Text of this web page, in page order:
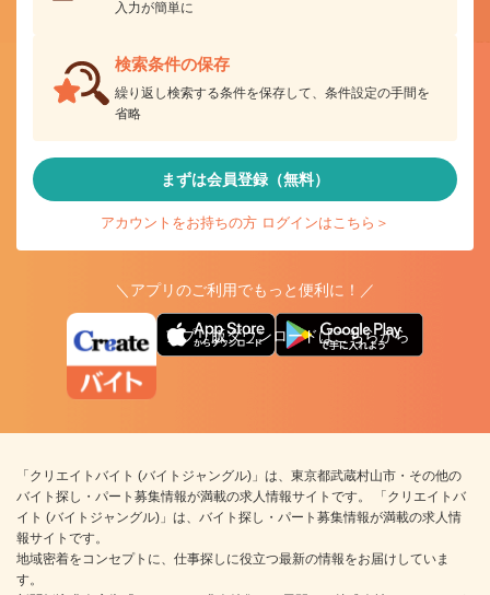
入力が簡単に
検索条件の保存
繰り返し検索する条件を保存して、条件設定の手間を
省略
まずは会員登録（無料）
アカウントをお持ちの方 ログインはこちら＞
＼アプリのご利用でもっと便利に！／
アプリ版ダウンロードはこちらから
「クリエイトバイト (バイトジャングル)」は、東京都武蔵村山市・その他の
バイト探し・パート募集情報が満載の求人情報サイトです。 「クリエイトバ
イト (バイトジャングル)」は、バイト探し・パート募集情報が満載の求人情
報サイトです。
地域密着をコンセプトに、仕事探しに役立つ最新の情報をお届けしていま
す。